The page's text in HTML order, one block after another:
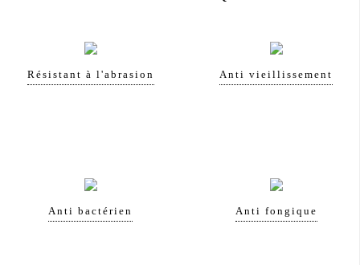
Résistant à l'abrasion Anti vieillissement
Anti bactérien Anti fongique